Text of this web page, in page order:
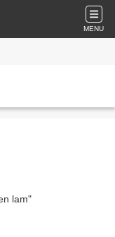
MENU